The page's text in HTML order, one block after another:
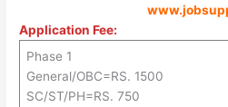
Application Fee:
Phase 1
General/OBC=RS. 1500
SC/ST/PH=RS. 750